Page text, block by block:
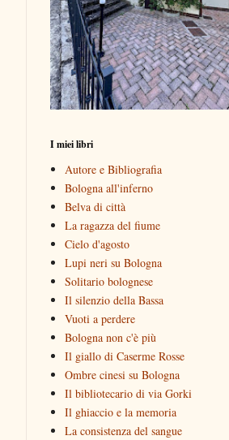
I miei libri
Autore e Bibliografia
Bologna all'inferno
Belva di città
La ragazza del fiume
Cielo d'agosto
Lupi neri su Bologna
Solitario bolognese
Il silenzio della Bassa
Vuoti a perdere
Bologna non c'è più
Il giallo di Caserme Rosse
Ombre cinesi su Bologna
Il bibliotecario di via Gorki
Il ghiaccio e la memoria
La consistenza del sangue